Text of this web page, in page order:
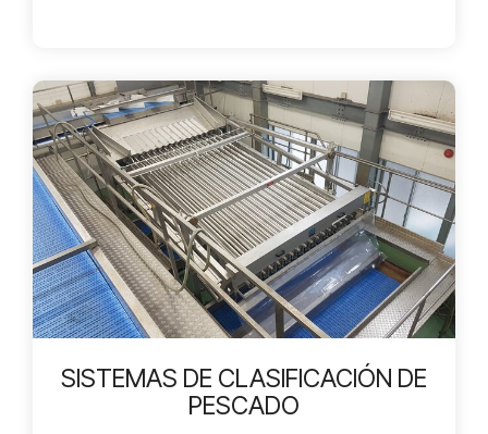
SISTEMAS DE CLASIFICACIÓN DE
PESCADO